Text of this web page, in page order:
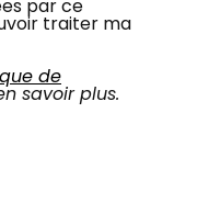
par ce
traiter ma
de
savoir plus.